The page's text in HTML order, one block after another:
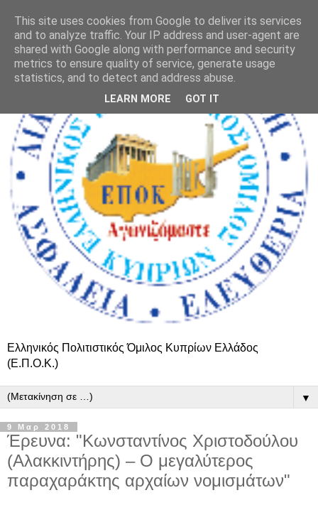
Ελληνικός Πολιτιστικός Όμιλος Κυπρίων Ελλάδος
(Ε.Π.Ο.Κ.)
▼
9 Μαρ 2018
Έρευνα: "Κωνσταντίνος Χριστοδούλου
(Αλακκιντήρης) – Ο μεγαλύτερος
παραχαράκτης αρχαίων νομισμάτων"
This site uses cookies from Google to deliver its services
and to analyze traffic. Your IP address and user-agent are
shared with Google along with performance and security
metrics to ensure quality of service, generate usage
statistics, and to detect and address abuse.
LEARN MORE GOT IT